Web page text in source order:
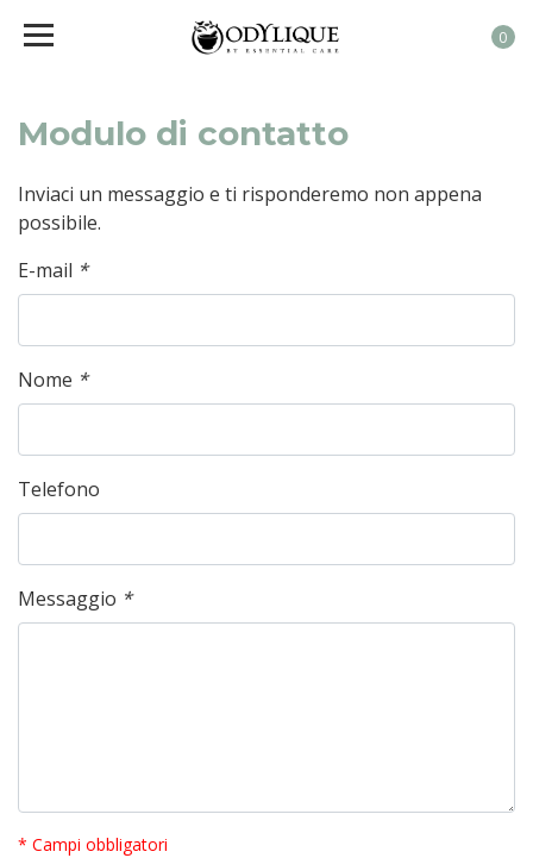
0
Modulo di contatto
Inviaci un messaggio e ti risponderemo non appena
possibile.
E-mail *
Nome *
Telefono
Messaggio *
* Campi obbligatori